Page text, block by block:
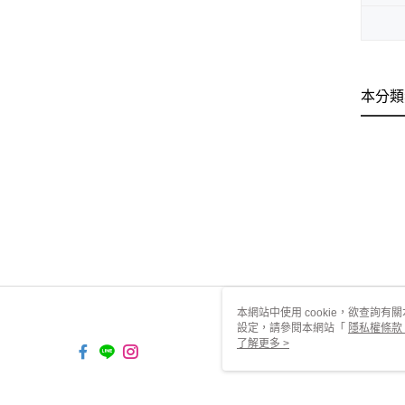
本分
本網站中使用 cookie，欲查詢有
設定，請參閱本網站「 隱私權條款
使用 cookie。
了解更多 >